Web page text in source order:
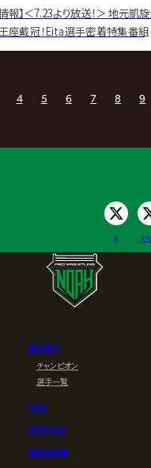
報】＜7.23より放送！＞ 地元凱
座戴冠！Eita選手密着特集番組
4 5 6 7 8 9
X X
選手紹介
チャンピオン
選手一覧
Q&A
NOAHとは
練習生募集